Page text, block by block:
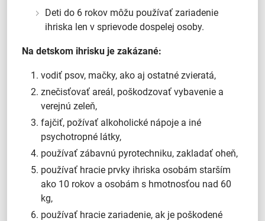
Deti do 6 rokov môžu používať zariadenie
ihriska len v sprievode dospelej osoby.
Na detskom ihrisku je zakázané:
vodiť psov, mačky, ako aj ostatné zvieratá,
znečisťovať areál, poškodzovať vybavenie a
verejnú zeleň,
fajčiť, požívať alkoholické nápoje a iné
psychotropné látky,
používať zábavnú pyrotechniku, zakladať oheň,
používať hracie prvky ihriska osobám starším
ako 10 rokov a osobám s hmotnosťou nad 60
kg,
používať hracie zariadenie, ak je poškodené